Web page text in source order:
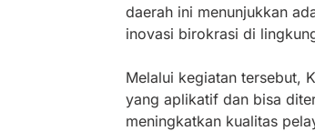
daerah ini menunjukkan
inovasi birokrasi di
Melalui kegiatan tersebut,
yang aplikatif dan bisa
meningkatkan kualitas